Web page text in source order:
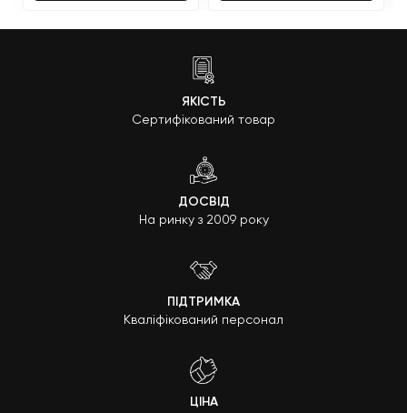
ЯКІСТЬ
Сертифікований товар
ДОСВІД
На ринку з 2009 року
ПІДТРИМКА
Кваліфікований персонал
ЦІНА